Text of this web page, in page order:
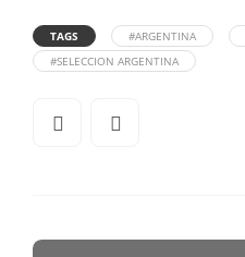
TAGS #ARGENTINA
#SELECCION ARGENTINA